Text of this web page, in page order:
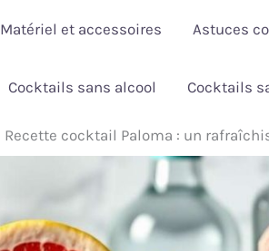
Matériel et accessoires Astuces
Cocktails sans alcool Cocktails
Recette cocktail Paloma : un